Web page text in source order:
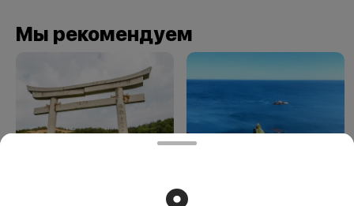
Мы рекомендуем